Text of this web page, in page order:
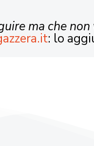
ma che
: lo